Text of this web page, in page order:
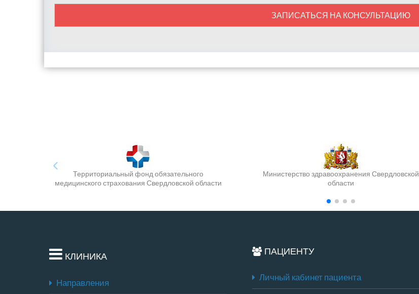
ЗАПИСАТЬСЯ НА КОНСУЛЬТАЦИЮ
Территориальный фонд обязательного
медицинского страхования Свердловской области
Министерство здравоохранения Свердловской
области
КЛИНИКА
Направления
ПАЦИЕНТУ
Личный кабинет пациента